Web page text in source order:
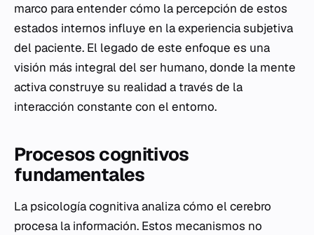
marco para entender cómo la percepción de estos
estados internos influye en la experiencia subjetiva
del paciente. El legado de este enfoque es una
visión más integral del ser humano, donde la mente
activa construye su realidad a través de la
interacción constante con el entorno.
Procesos cognitivos
fundamentales
La psicología cognitiva analiza cómo el cerebro
procesa la información. Estos mecanismos no